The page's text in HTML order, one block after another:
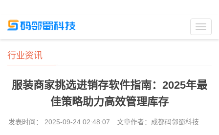
行业资讯
服装商家挑选进销存软件指南：2025年最
佳策略助力高效管理库存
发表时间： 2025-09-24 02:48:07 文章作者：成都码邻蜀科技